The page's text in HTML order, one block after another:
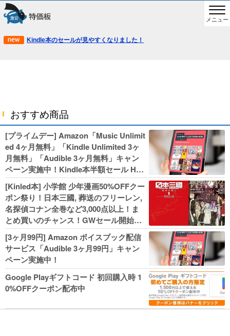
メニュー
Kindle本のセールが見やすくなりました！
おすすめ商品
[プライムデー] Amazon「Music Unlimit
ed 4ヶ月無料」「Kindle Unlimited 3ヶ
月無料」「Audible 3ヶ月無料」キャン
ペーン実施中！Kindle本半額セール HU
NTER×HUNTERなど集英社、無職転生,
幼女戦記などKADOKAWA、キャプテン
翼100円セールも！
[Kinled本] 小学館 少年漫画50%OFFクー
ポン祭り！日本三國, 葬送のフリーレン,
名探偵コナン全巻など3,000点以上！ま
とめ買いのチャンス！GWセール開始！
人気コミック多数 カドカワ祭やIT関連本
がセールに！
[3ヶ月99円] Amazon ボイスブック配信
サービス「Audible 3ヶ月99円」キャン
ペーン実施中！
Google Playギフトコード 初回購入時 1
0%OFFクーポン配布中